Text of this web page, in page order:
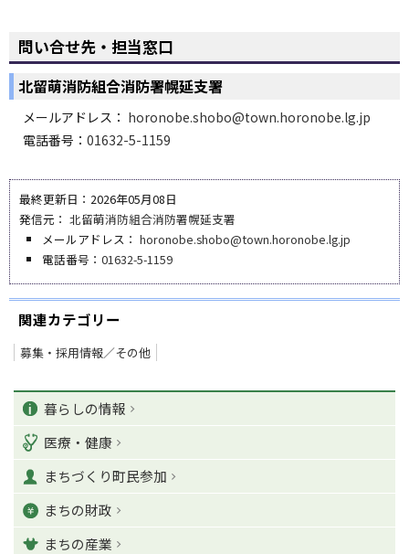
問い合せ先・担当窓口
北留萌消防組合消防署幌延支署
メールアドレス： horonobe.shobo@town.horonobe.lg.jp
電話番号： 01632-5-1159
最終更新日：2026年05月08日
発信元： 北留萌消防組合消防署幌延支署
メールアドレス：horonobe.shobo@town.horonobe.lg.jp
電話番号：01632-5-1159
関連カテゴリー
募集・採用情報／その他
カ
テ
ゴ
リ
ー
暮らしの情報
医療・健康
まちづくり町民参加
まちの財政
まちの産業